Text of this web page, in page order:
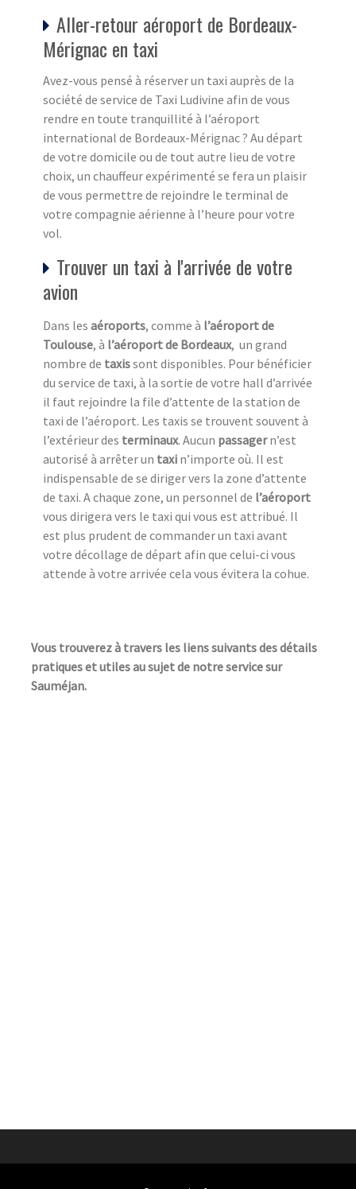
Aller-retour aéroport de Bordeaux-
Mérignac en taxi
Avez-vous pensé à réserver un taxi auprès de la
société de service de Taxi Ludivine afin de vous
rendre en toute tranquillité à l’aéroport
international de Bordeaux-Mérignac ? Au départ
de votre domicile ou de tout autre lieu de votre
choix, un chauffeur expérimenté se fera un plaisir
de vous permettre de rejoindre le terminal de
votre compagnie aérienne à l’heure pour votre
vol.
Trouver un taxi à l'arrivée de votre
avion
Dans les aéroports, comme à l’aéroport de
Toulouse, à l’aéroport de Bordeaux, un grand
nombre de taxissont disponibles. Pour bénéficier
du service de taxi, à la sortie de votre hall d’arrivée
il faut rejoindre la file d’attente de la station de
taxi de l’aéroport. Les taxis se trouvent souvent à
l’extérieur des terminaux. Aucun passagern’est
autorisé à arrêter un taxi n’importe où. Il est
indispensable de se diriger vers la zone d’attente
de taxi. A chaque zone, un personnel de l’aéroport
vous dirigera vers le taxi qui vous est attribué. Il
est plus prudent de commander un taxi avant
votre décollage de départ afin que celui-ci vous
attende à votre arrivée cela vous évitera la cohue.
Vous trouverez à travers les liens suivants des détails
pratiques et utiles au sujet de notre service sur
Sauméjan.